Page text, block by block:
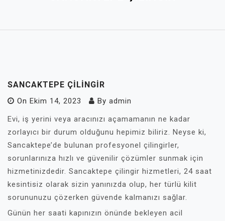
SANCAKTEPE ÇILINGIR
On Ekim 14, 2023 By admin
Evi, iş yerini veya aracınızı açamamanın ne kadar
zorlayıcı bir durum olduğunu hepimiz biliriz. Neyse ki,
Sancaktepe’de bulunan profesyonel çilingirler,
sorunlarınıza hızlı ve güvenilir çözümler sunmak için
hizmetinizdedir. Sancaktepe çilingir hizmetleri, 24 saat
kesintisiz olarak sizin yanınızda olup, her türlü kilit
sorununuzu çözerken güvende kalmanızı sağlar.
Günün her saati kapınızın önünde bekleyen acil